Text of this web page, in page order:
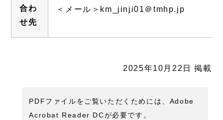
合わ
せ先
＜メール＞km_jinji01＠tmhp.jp
2025年10月22日 掲載
PDFファイルをご覧いただくためには、Adobe
Acrobat Reader DCが必要です。